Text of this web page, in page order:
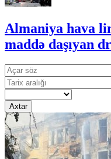
Almaniya hava
maddə daşıyan
Axtar